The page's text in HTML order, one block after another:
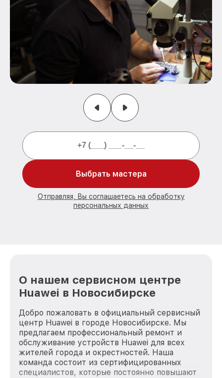
Выбрать мастера
Отправляя, Вы соглашаетесь на обработку
персональных данных
О нашем сервисном центре
Huawei в Новосибирске
Добро пожаловать в официальный сервисный
центр Huawei в городе Новосибирске. Мы
предлагаем профессиональный ремонт и
обслуживание устройств Huawei для всех
жителей города и окрестностей. Наша
команда состоит из сертифицированных
специалистов, которые постоянно повышают